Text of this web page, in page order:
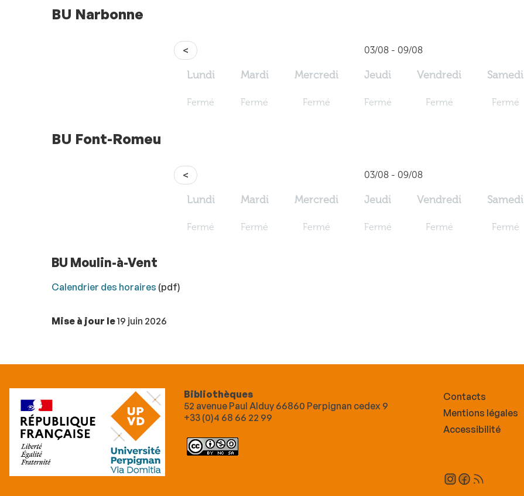
BU Narbonne
< 03/08 - 09/08
Lundi
Fermé
Mardi
Fermé
Mercredi
Fermé
Jeudi
Fermé
Vendredi
Fermé
Samedi
Fermé
BU Font-Romeu
< 03/08 - 09/08
Lundi
Fermé
Mardi
Fermé
Mercredi
Fermé
Jeudi
Fermé
Vendredi
Fermé
Samedi
Fermé
BU Moulin-à-Vent
Calendrier des horaires (pdf)
Mise à jour le19 juin 2026
Bibliothèques
52 avenue Paul Alduy 66860 Perpignan cedex 9
+33 (0)4 68 66 22 99
Contacts
Mentions légales
Accessibilité